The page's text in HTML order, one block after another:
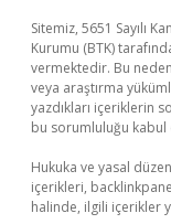
Sitemiz, 5651 Sayılı
Kurumu (BTK)
vermektedir. Bu
veya araştırma
yazdıkları içeriklerin
bu sorumluluğu kabul
Hukuka ve yasal
içerikleri,
halinde, ilgili içerikler